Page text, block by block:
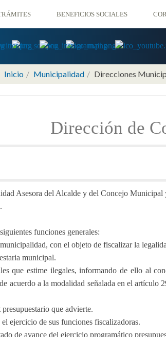
BENEFICIOS SOCIALES
Inicio Municipalidad Direcciones
Dirección de
Asesora del Alcalde y del Concejo Municipal
funciones generales:
con el objeto de fiscalizar la
municipal.
que estime ilegales, informando de ello al
acuerdo a la modalidad señalada en el artículo
que advierte.
ejercicio de sus funciones fiscalizadoras.
de avance del ejercicio programático